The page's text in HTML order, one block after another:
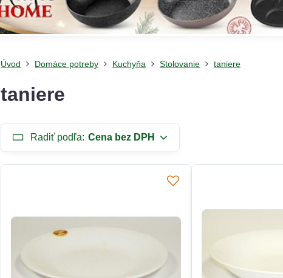
Úvod Domáce potreby Kuchyňa Stolovanie taniere
taniere
Radiť podľa: Cena bez DPH